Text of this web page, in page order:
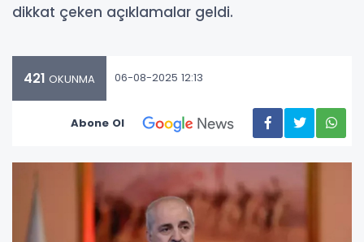
dikkat çeken açıklamalar geldi.
421 OKUNMA 06-08-2025 12:13
Abone Ol